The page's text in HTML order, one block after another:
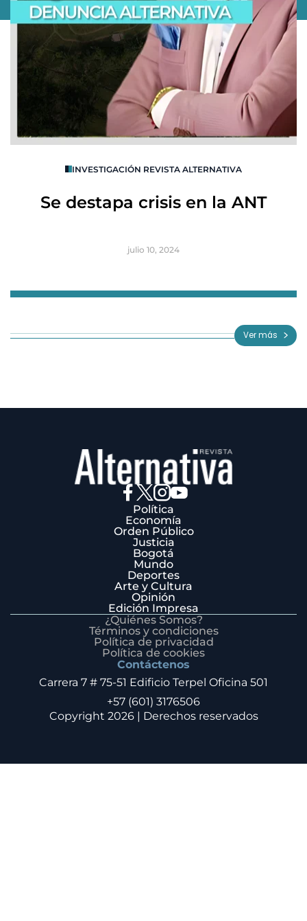
INVESTIGACIÓN REVISTA ALTERNATIVA
Se destapa crisis en la ANT
julio 10, 2024
3
Ver más
Política
Economía
Orden Público
Justicia
Bogotá
Mundo
Deportes
Arte y Cultura
Opinión
Edición Impresa
¿Quiénes Somos?
Términos y condiciones
Política de privacidad
Política de cookies
Contáctenos
Carrera 7 # 75-51 Edificio Terpel Oficina 501
+57 (601) 3176506
Copyright 2026 | Derechos reservados